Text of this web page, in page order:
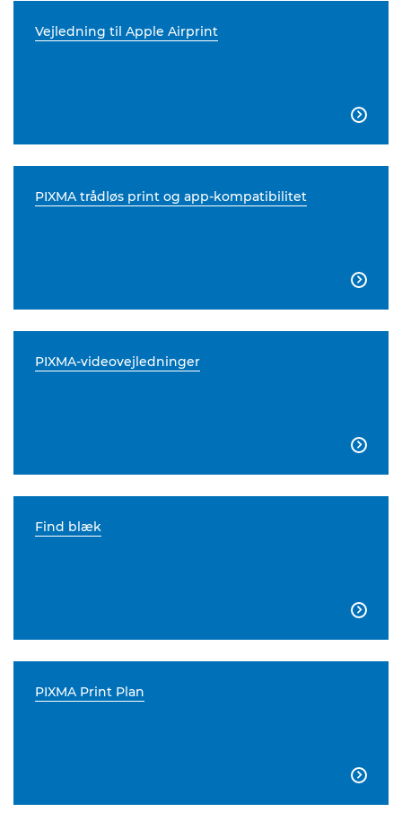
Vejledning til Apple Airprint

PIXMA trådløs print og app-kompatibilitet

PIXMA-videovejledninger

Find blæk

PIXMA Print Plan
